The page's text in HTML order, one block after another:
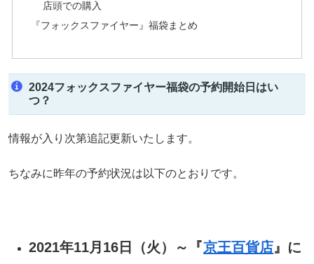
店頭での購入
『フォックスファイヤー』福袋まとめ
2024フォックスファイヤー福袋の予約開始日はい
つ？
情報が入り次第追記更新いたします。
ちなみに昨年の予約状況は以下のとおりです。
2021年11月16日（火）～『京王百貨店』に